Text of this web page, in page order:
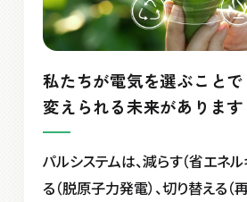
私たちが電気を選ぶことで
変えられる未来があります
パルシステムは、減らす（省エネ
る（脱原子力発電）、切り替える